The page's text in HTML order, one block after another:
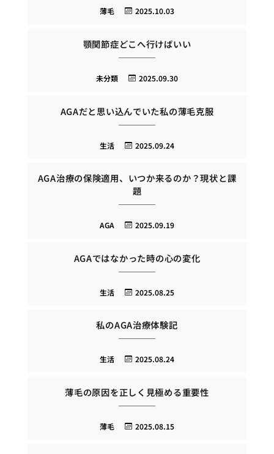
2025.10.03
薄毛
顎関節症どこへ行けばいい
2025.09.30
未分類
AGAだと思い込んでいた私の薄毛克服
2025.09.24
生活
AGA治療の保険適用、いつか来るのか？現状と課
題
2025.09.19
AGA
AGAではなかった時の心の変化
2025.08.25
生活
私のAGA治療体験記
2025.08.24
生活
薄毛の原因を正しく見極める重要性
2025.08.15
薄毛